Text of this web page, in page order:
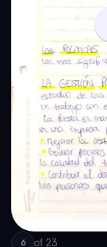
6 of 23